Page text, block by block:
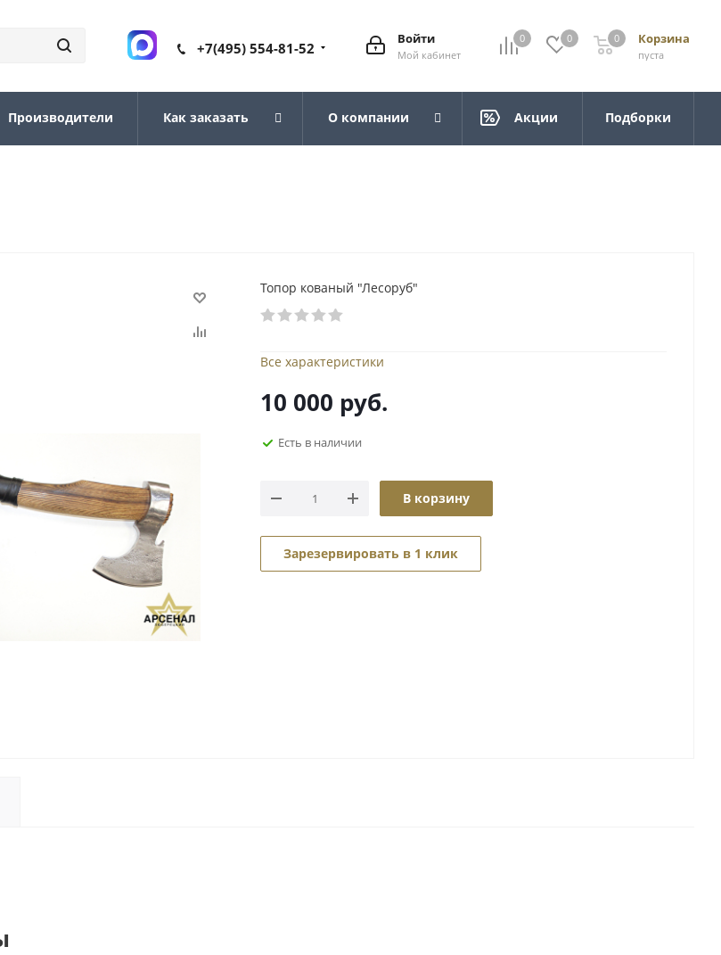
0 0 Корзина
пуста
0
Войти
Мой кабинет
+7(495) 554-81-52
Производители Как заказать О компании Акции Подборки
Топор кованый "Лесоруб"
Все характеристики
10 000 руб.
Есть в наличии
В корзину
Зарезервировать в 1 клик